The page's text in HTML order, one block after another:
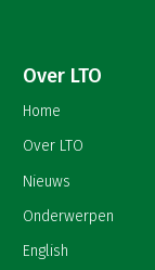
Over LTO
Home
Over LTO
Nieuws
Onderwerpen
English